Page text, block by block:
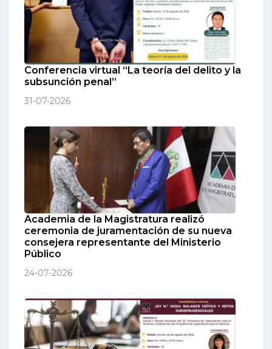
Conferencia virtual “La teoría del delito y la
subsunción penal”
31-07-2026
Academia de la Magistratura realizó
ceremonia de juramentación de su nueva
consejera representante del Ministerio
Público
24-07-2026